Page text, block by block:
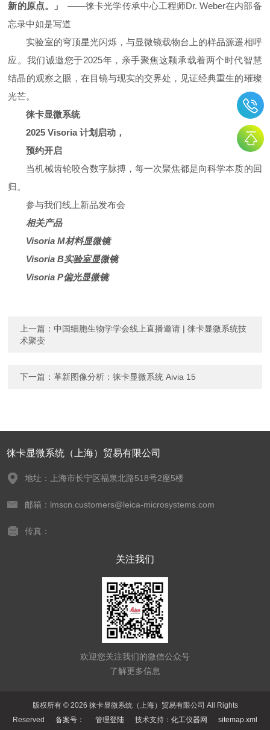
新的原点。」——徕卡光学传承中心工程师Dr. Weber在内部备
忘录中如是写道
实验室的穹顶星光闪烁，与显微镜载物台上的样品源遥相呼
应。我们诚邀您于2025年，亲手聚焦这颗承载着两个时代智慧
结晶的观察之眼，在目镜与现实的交界处，见证经典重生的璀璨
光芒。
徕卡显微系统
2025 Visoria 计划启动，
预约开启
当机械齿轮咬合数字脉搏，每一次聚焦都是向科学本质的回
归。
参与我们线上新品发布会
相关产品
Visoria M材料显微镜
Visoria B实验室显微镜
Visoria P偏光显微镜
上一篇：中国细胞生物学学会线上直播邀请 | 徕卡显微系统技
术聚变
下一篇：革新图像分析：徕卡显微系统 Aivia 15
徕卡显微系统（上海）贸易有限公司
地址：上海市长宁区福泉北路518号2座5楼
邮箱：lmscn.customers@leica-microsystems.com
传真：
关注我们
欢迎您关注我们的微信公众号
了解更多信息
版权所有 © 2026 徕卡显微系统（上海）贸易有限公司 All Rights
Reserved 备案号： 管理登陆 技术支持： 化工仪器网 sitemap.xml